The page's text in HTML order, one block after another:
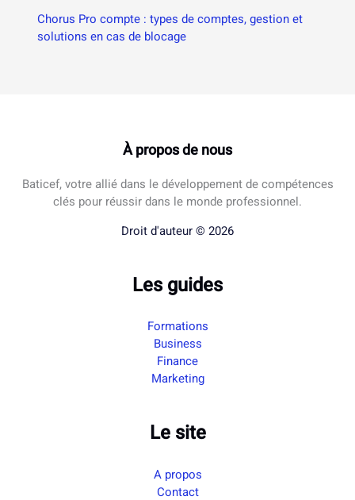
Chorus Pro compte : types de comptes, gestion et
solutions en cas de blocage
À propos de nous
Baticef, votre allié dans le développement de compétences
clés pour réussir dans le monde professionnel.
Droit d'auteur © 2026
Les guides
Formations
Business
Finance
Marketing
Le site
A propos
Contact